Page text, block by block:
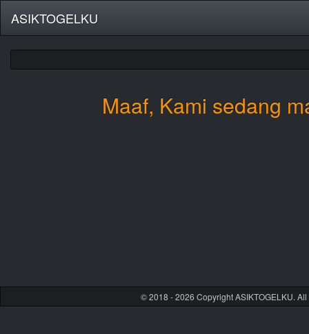
ASIKTOGELKU
Maaf, Kami sedang
© 2018 - 2026 Copyright ASIKTOGELKU.